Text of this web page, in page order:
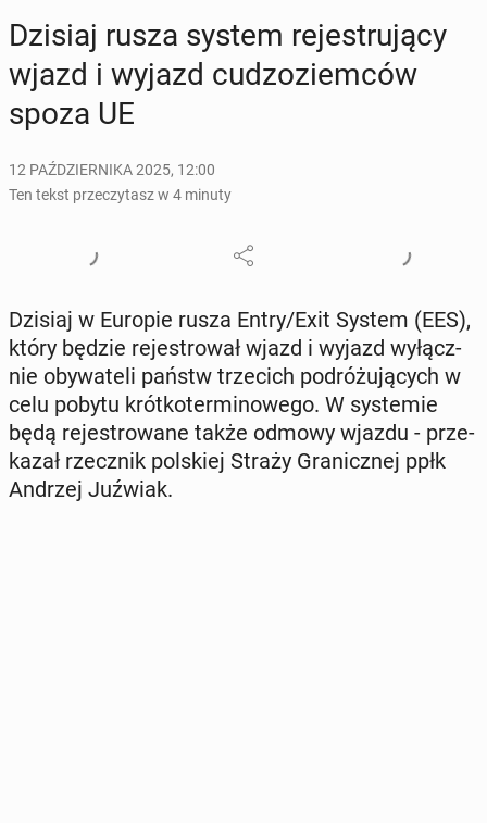
Dzisiaj rusza system re­je­stru­ją­cy
wjazd i wyjazd cu­dzo­ziem­ców
spoza UE
12 PAŹDZIERNIKA 2025, 12:00
Ten tekst przeczytasz w 4 minuty
Dzisiaj w Europie rusza Entry/Exit System (EES),
który będzie re­je­stro­wał wjazd i wyjazd wy­łącz­
nie oby­wa­te­li państw trze­cich po­dró­żu­ją­cych w
celu pobytu krót­ko­ter­mi­no­we­go. W sys­te­mie
będą re­je­stro­wa­ne także odmowy wjazdu - prze­
ka­zał rzecz­nik pol­skiej Straży Gra­nicz­nej ppłk
Andrzej Juźwiak.